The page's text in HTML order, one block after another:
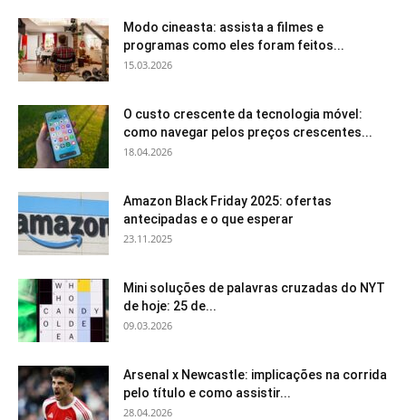
Modo cineasta: assista a filmes e
programas como eles foram feitos...
15.03.2026
O custo crescente da tecnologia móvel:
como navegar pelos preços crescentes...
18.04.2026
Amazon Black Friday 2025: ofertas
antecipadas e o que esperar
23.11.2025
Mini soluções de palavras cruzadas do NYT
de hoje: 25 de...
09.03.2026
Arsenal x Newcastle: implicações na corrida
pelo título e como assistir...
28.04.2026